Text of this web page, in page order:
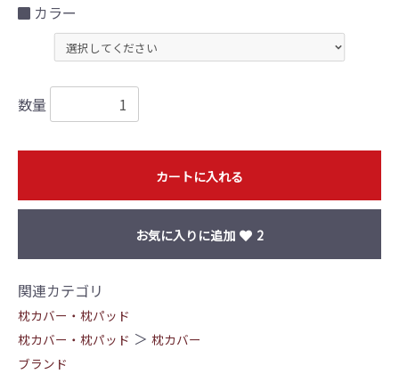
カラー
数量
カートに入れる
お気に入りに追加 2
関連カテゴリ
枕カバー・枕パッド
枕カバー・枕パッド ＞ 枕カバー
ブランド